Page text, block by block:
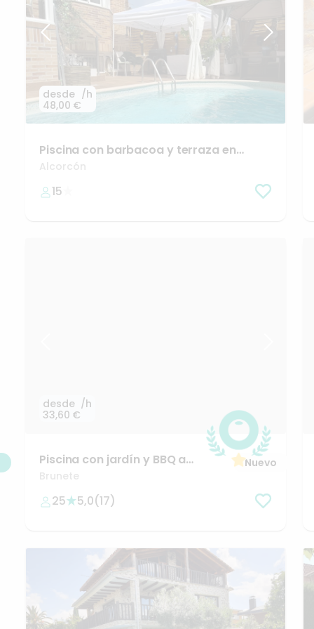
desde
48,00 €
/h
Piscina con barbacoa y terraza en
Alcorcón
Alcorcón
15
desde
33,60 €
/h
Piscina con jardín y BBQ a
25 minutos
Brunete
25 5,0(17)
Nuevo